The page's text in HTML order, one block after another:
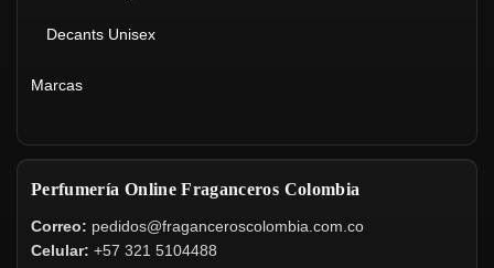
Decants Unisex
Marcas
Perfumería Online Fraganceros Colombia
Correo: pedidos@fraganceroscolombia.com.co
Celular: +57 321 5104488